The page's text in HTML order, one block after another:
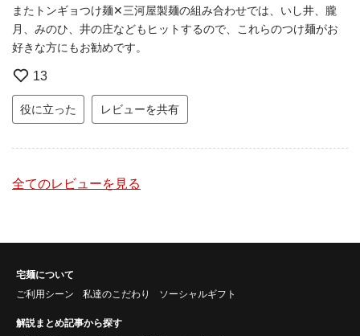
またトンギョつけ麺✕三河屋製麺の組み合わせでは、いし井、朧
月、みのひ、井の庄などもヒットするので、これらのつけ麺がお
好きな方にもお勧めです。
13
役に立った レビューを共有
全てのレビューを見る
宅麺について
ご利用シーン
私達のこだわり ソーシャルギフト
解説まとめ記事から探す